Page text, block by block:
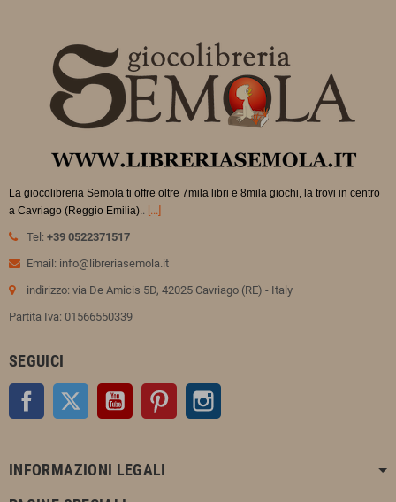
La giocolibreria Semola ti offre oltre 7mila libri e 8mila giochi, la trovi in centro
a Cavriago (Reggio Emilia). . [...]
Tel: +39 0522371517
Email: info@libreriasemola.it
indirizzo: via De Amicis 5D, 42025 Cavriago (RE) - Italy
Partita Iva: 01566550339
SEGUICI
Facebook Twitter YouTube Pinterest
INFORMAZIONI LEGALI